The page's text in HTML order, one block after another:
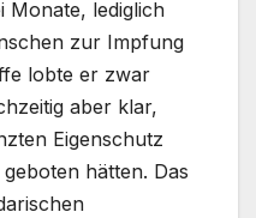
Monate, lediglich
zur Impfung
lobte er zwar
aber klar,
Eigenschutz
hätten. Das